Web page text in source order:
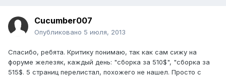
Cucumber007
Опубликовано 5 июля, 2013
Спасибо, ребята. Критику понимаю, так как сам сижу на
форуме железяк, каждый день: "сборка за 510$", "сборка за
515$. 5 страниц перелистал, похожего не нашел. Просто с